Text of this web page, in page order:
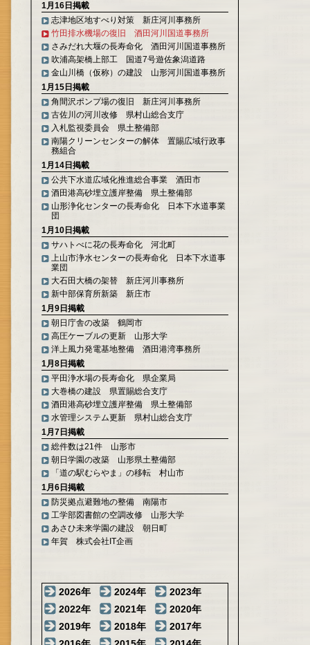
1月16日掲載
志津地区地すべり対策 新庄河川事務所
竹田排水機場の復旧 酒田河川国道事務所
さみだれ大堰の長寿命化 酒田河川国道事務所
吹浦高架橋上部工 国道7号遊佐象潟道路
金山川橋（仮称）の建設 山形河川国道事務所
1月15日掲載
角間沢ポンプ場の復旧 新庄河川事務所
古佐川の河川改修 県村山総合支庁
入札監視委員会 県土整備部
南陽クリーンセンターの解体 置賜広域行政事
務組合
1月14日掲載
公共下水道広域化推進総合事業 酒田市
酒田港高砂埋立護岸整備 県土整備部
山形浄化センターの長寿命化 日本下水道事業
団
1月10日掲載
サハトべに花の長寿命化 河北町
上山市浄水センターの長寿命化 日本下水道事
業団
大石田大橋の架替 新庄河川事務所
新中部保育所新築 新庄市
1月9日掲載
朝日庁舎の改築 鶴岡市
高圧ケーブルの更新 山形大学
洋上風力発電基地整備 酒田港湾事務所
1月8日掲載
平田浄水場の長寿命化 県企業局
大巻橋の建設 県置賜総合支庁
酒田港高砂埋立護岸整備 県土整備部
水管理システム更新 県村山総合支庁
1月7日掲載
総件数は21件 山形市
朝日学園の改築 山形県土整備部
「道の駅むらやま」の移転 村山市
1月6日掲載
防災拠点避難地の整備 南陽市
工学部図書館の空調改修 山形大学
あさひ未来学園の建設 朝日町
年賀 株式会社IT企画
2026年 2024年
2023年
2022年
2021年
2020年
2019年
2018年
2017年